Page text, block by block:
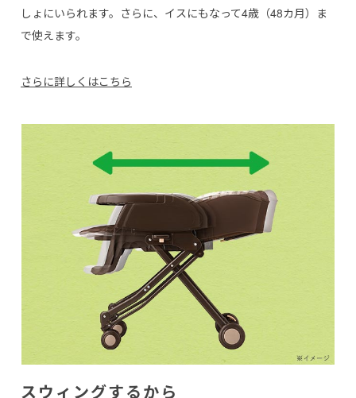
しょにいられます。さらに、イスにもなって4歳（48カ月）ま
で使えます。
さらに詳しくはこちら
スウィングするから